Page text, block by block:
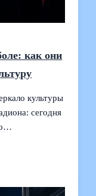
как они
культуры
сегодня